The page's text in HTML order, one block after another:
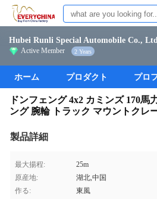
Hubei Runli Special Automobile Co.,
Active Member 2 Years
ホーム プロダクト プロ
ドンフェング 4x2 カミンズ 170馬
ング 腕輪 トラック マウントクレ
製品詳細
最大揚程:
25m
原産地:
湖北,中国
作る:
東風